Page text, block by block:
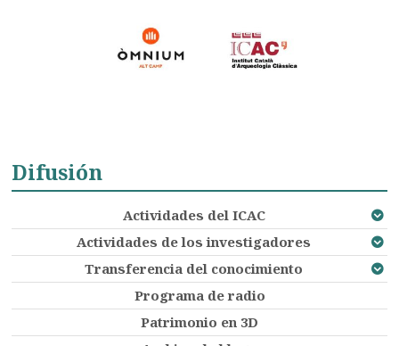
Difusión
Actividades del ICAC
Actividades de los investigadores
Transferencia del conocimiento
Programa de radio
Patrimonio en 3D